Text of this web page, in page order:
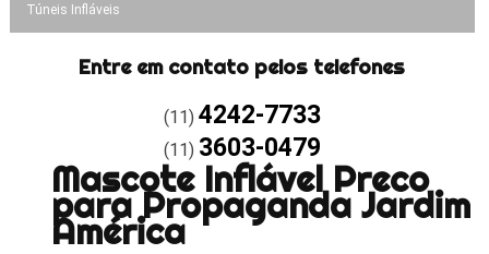
Túneis Infláveis
Entre em contato pelos telefones
(11) 4242-7733
(11) 3603-0479
Mascote Inflável Preco
para Propaganda Jardim
América